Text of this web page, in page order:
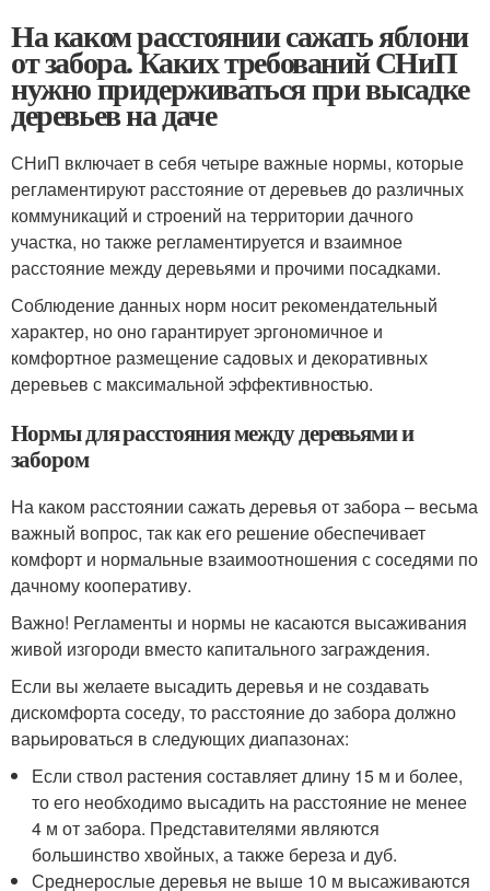
На каком расстоянии сажать яблони
от забора. Каких требований СНиП
нужно придерживаться при высадке
деревьев на даче
СНиП включает в себя четыре важные нормы, которые
регламентируют расстояние от деревьев до различных
коммуникаций и строений на территории дачного
участка, но также регламентируется и взаимное
расстояние между деревьями и прочими посадками.
Соблюдение данных норм носит рекомендательный
характер, но оно гарантирует эргономичное и
комфортное размещение садовых и декоративных
деревьев с максимальной эффективностью.
Нормы для расстояния между деревьями и
забором
На каком расстоянии сажать деревья от забора – весьма
важный вопрос, так как его решение обеспечивает
комфорт и нормальные взаимоотношения с соседями по
дачному кооперативу.
Важно! Регламенты и нормы не касаются высаживания
живой изгороди вместо капитального заграждения.
Если вы желаете высадить деревья и не создавать
дискомфорта соседу, то расстояние до забора должно
варьироваться в следующих диапазонах:
Если ствол растения составляет длину 15 м и более,
то его необходимо высадить на расстояние не менее
4 м от забора. Представителями являются
большинство хвойных, а также береза и дуб.
Среднерослые деревья не выше 10 м высаживаются